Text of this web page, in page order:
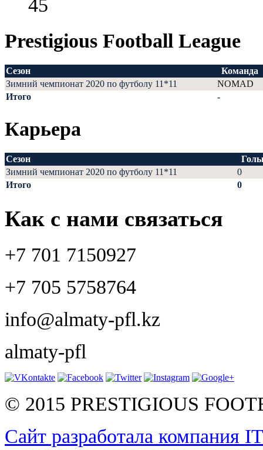
45
Prestigious Football League
Сезон
Команда
Зимний чемпионат 2020 по футболу 11*11
NOMAD
Итого
-
Карьера
Сезон
Зимний чемпионат 2020 по футболу 11*11
0
Итого
0
Как с нами связаться
+7 701 7150927
+7 705 5758764
info@almaty-pfl.kz
almaty-pfl
© 2015 PRESTIGIOUS
Сайт разработала компания